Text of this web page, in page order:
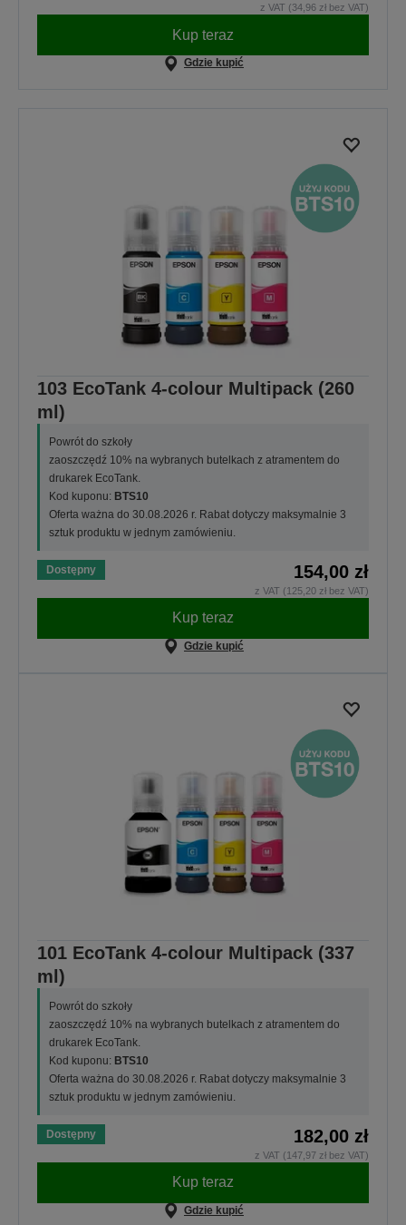
z VAT (34,96 zł bez VAT)
Kup teraz
Gdzie kupić
103 EcoTank 4-colour Multipack (260
ml)
Powrót do szkoły
zaoszczędź 10% na wybranych butelkach z atramentem do
drukarek EcoTank.
Kod kuponu: BTS10
Oferta ważna do 30.08.2026 r. Rabat dotyczy maksymalnie 3
sztuk produktu w jednym zamówieniu.
Dostępny 154,00 zł
z VAT (125,20 zł bez VAT)
Kup teraz
Gdzie kupić
101 EcoTank 4-colour Multipack (337
ml)
Powrót do szkoły
zaoszczędź 10% na wybranych butelkach z atramentem do
drukarek EcoTank.
Kod kuponu: BTS10
Oferta ważna do 30.08.2026 r. Rabat dotyczy maksymalnie 3
sztuk produktu w jednym zamówieniu.
Dostępny 182,00 zł
z VAT (147,97 zł bez VAT)
Kup teraz
Gdzie kupić